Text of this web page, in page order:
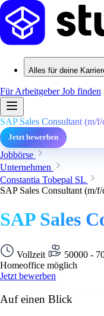
Alles für deine
Für ArbeitgeberJob finden
SAP Sales Consultant (m/
Jetzt bewerben
Jobbörse
Unternehmen
Constantia Tobepal SL
SAP Sales Consultant (m/
SAP Sales
Vollzeit 50000 -
Homeoffice möglich
Jetzt bewerben
Auf einen Blick